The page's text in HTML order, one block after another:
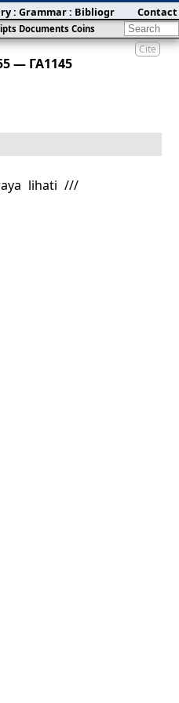
Cite
— ГА1145
Documents Coins
: Grammar: Bibliography:Blog
Contact